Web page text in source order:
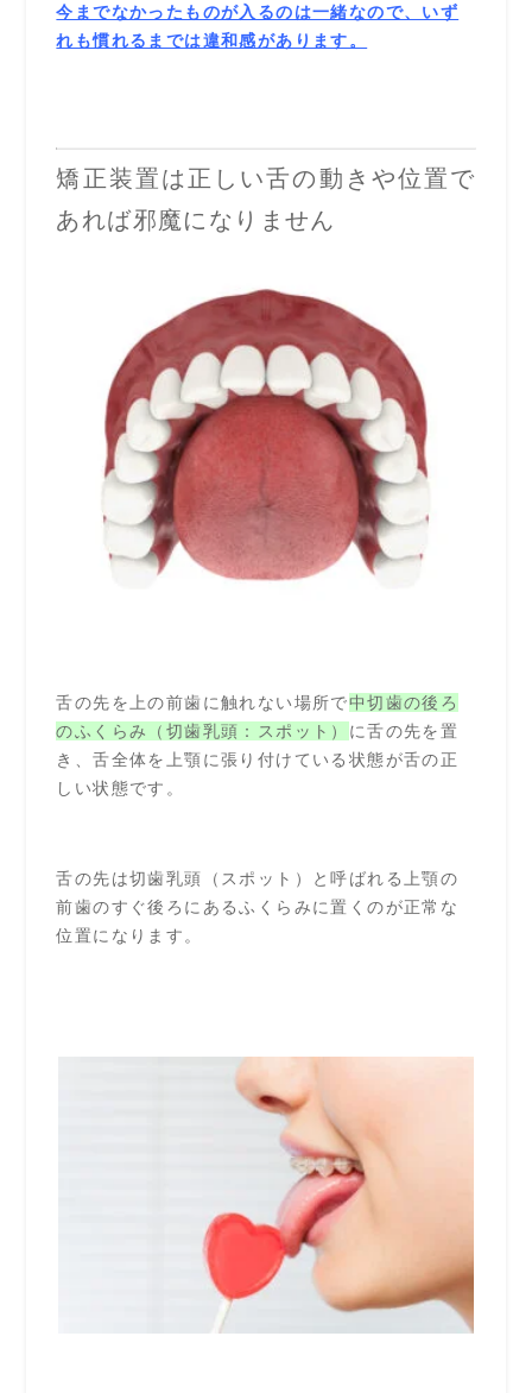
今までなかったものが入るのは一緒なので、いず
れも慣れるまでは違和感があります。
矯正装置は正しい舌の動きや位置で
あれば邪魔になりません
舌の先を上の前歯に触れない場所で中切歯の後ろ
のふくらみ（切歯乳頭：スポット） に舌の先を置
き、舌全体を上顎に張り付けている状態が舌の正
しい状態です。
舌の先は切歯乳頭（スポット）と呼ばれる上顎の
前歯のすぐ後ろにあるふくらみに置くのが正常な
位置になります。